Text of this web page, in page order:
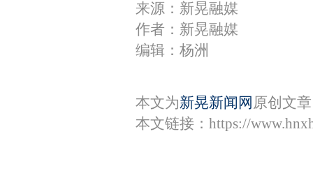
来源：新晃融媒
作者：新晃融媒
编辑：杨洲
本文为新晃新闻网 原创文
本文链接： https://